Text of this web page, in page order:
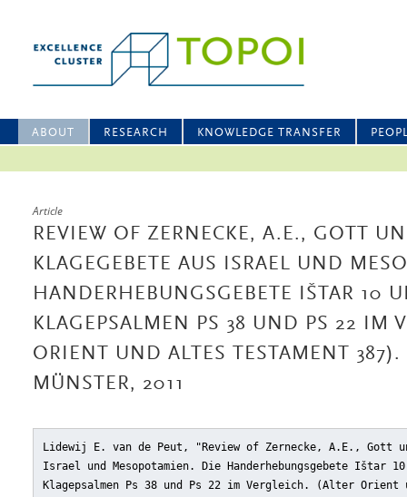
ABOUT RESEARCH KNOWLEDGE TRANSFER
Article
REVIEW OF ZERNECKE, A.E., GOTT
KLAGEGEBETE AUS ISRAEL UND
HANDERHEBUNGSGEBETE IŠTAR 10
KLAGEPSALMEN PS 38 UND PS 22 IM
ORIENT UND ALTES TESTAMENT 387).
MÜNSTER, 2011
Lidewij E. van de Peut, "Review of Zernecke, A.E., Gott
Israel und Mesopotamien. Die Handerhebungsgebete Ištar
Klagepsalmen Ps 38 und Ps 22 im Vergleich. (Alter